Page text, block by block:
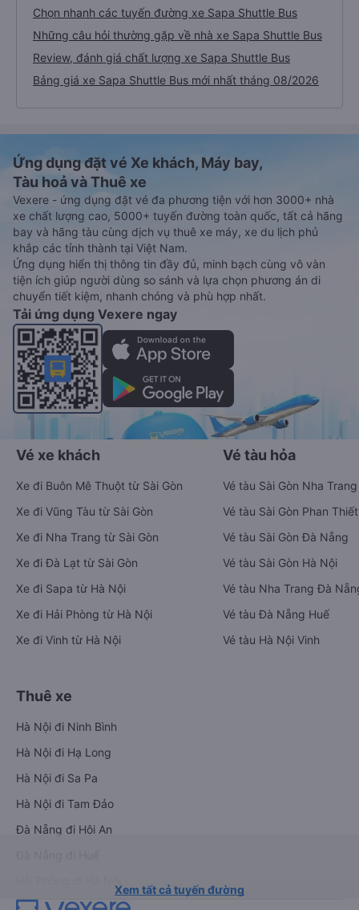
Chọn nhanh các tuyến đường xe Sapa Shuttle Bus
Những câu hỏi thường gặp về nhà xe Sapa Shuttle Bus
Review, đánh giá chất lượng xe Sapa Shuttle Bus
Bảng giá xe Sapa Shuttle Bus mới nhất tháng 08/2026
Ứng dụng đặt vé Xe khách, Máy bay,
Tàu hoả và Thuê xe
Vexere - ứng dụng đặt vé đa phương tiện với hơn 3000+ nhà
xe chất lượng cao, 5000+ tuyến đường toàn quốc, tất cả hãng
bay và hãng tàu cùng dịch vụ thuê xe máy, xe du lịch phủ
khắp các tỉnh thành tại Việt Nam.
Ứng dụng hiển thị thông tin đầy đủ, minh bạch cùng vô vàn
tiện ích giúp người dùng so sánh và lựa chọn phương án di
chuyển tiết kiệm, nhanh chóng và phù hợp nhất.
Tải ứng dụng Vexere ngay
Vé xe khách
Xe đi Buôn Mê Thuột từ Sài Gòn
Xe đi Vũng Tàu từ Sài Gòn
Xe đi Nha Trang từ Sài Gòn
Xe đi Đà Lạt từ Sài Gòn
Xe đi Sapa từ Hà Nội
Xe đi Hải Phòng từ Hà Nội
Xe đi Vinh từ Hà Nội
Vé tàu hỏa
Vé tàu Sài Gòn Nha Trang
Vé tàu Sài Gòn Phan Thiết
Vé tàu Sài Gòn Đà Nẵng
Vé tàu Sài Gòn Hà Nội
Vé tàu Nha Trang Đà
Vé tàu Đà Nẵng Huế
Vé tàu Hà Nội Vinh
Thuê xe
Hà Nội đi Ninh Bình
Hà Nội đi Hạ Long
Hà Nội đi Sa Pa
Hà Nội đi Tam Đảo
Đà Nẵng đi Hội An
Xem tất cả tuyến đường